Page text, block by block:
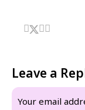
Leave a
Your email